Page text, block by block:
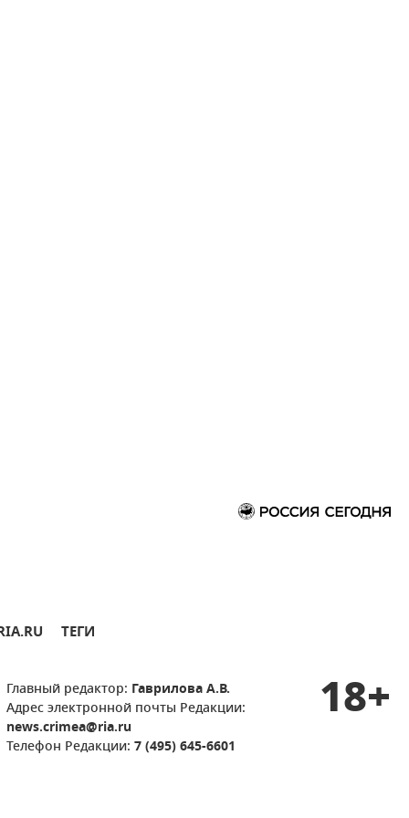
ТЕГИ
Главный редактор: Гаврилова А.В.
Адрес электронной почты Редакции:
news.crimea@ria.ru
Телефон Редакции: 7 (495) 645-6601
18+